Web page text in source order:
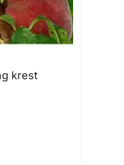
krest